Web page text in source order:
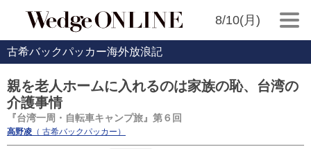
8/10(月)
古希バックパッカー海外放浪記
親を老人ホームに入れるのは家族の恥、台湾の
介護事情
『台湾一周・自転車キャンプ旅』第６回
高野凌 （ 古希バックパッカー）